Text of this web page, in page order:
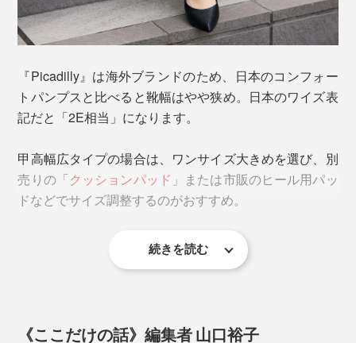
『Picadilly』は海外ブランドのため、日本のコンフォー
トパンプスと比べると靴幅はやや狭め。日本のワイズ表
記だと「2E相当」になります。
甲高幅広タイプの場合は、ワンサイズ大きめを選び、別
売りの「クッションパッド 」または市販のヒール用パッ
ドなどでサイズ調整するのがおすすめ。
続きを読む
《ここだけの話》編集者 山口裕子